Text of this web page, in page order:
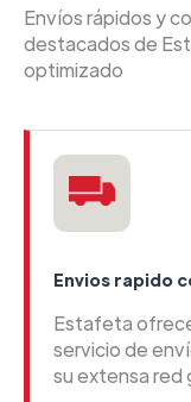
Envíos rápidos y
destacados de
optimizado
Envios rapido
Estafeta
servicio de
su extensa red